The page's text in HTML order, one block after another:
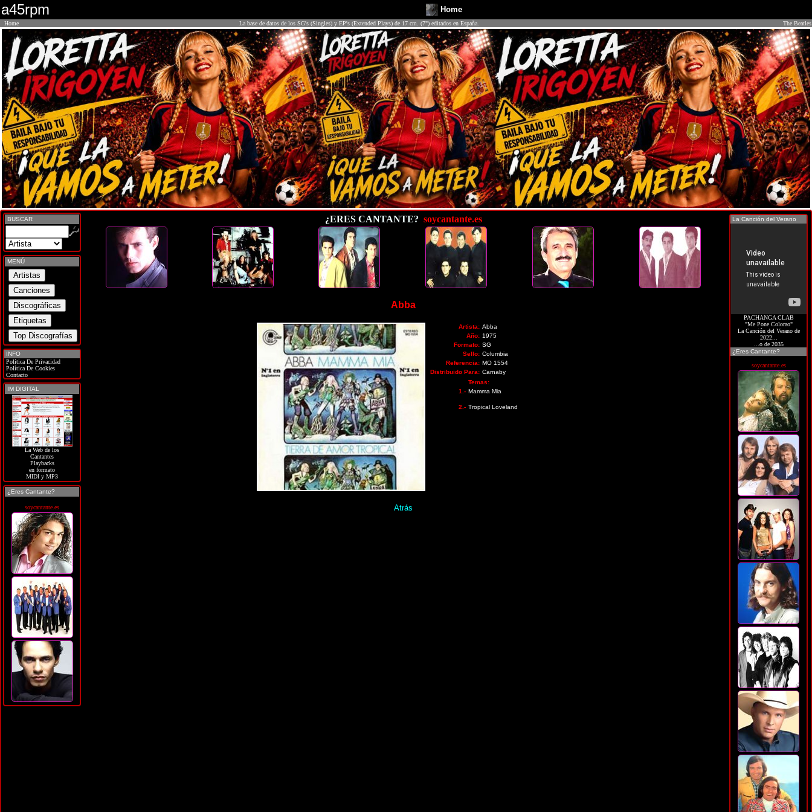
a45rpm Home
Home La base de datos de los SG's (Singles) y EP's (Extended Plays) de 17 cm. (7") editados en España. The Beatles
BUSCAR
MENÚ
INFO
Política De Privacidad
Política De Cookies
Contacto
IM DIGITAL
La Web de los
Cantantes
Playbacks
en formato
MIDI y MP3
¿Eres Cantante?
soycantante.es
¿ERES CANTANTE? soycantante.es
Abba
Artista: Abba
Año: 1975
Formato: SG
Sello: Columbia
Referencia: MO 1554
Distribuido Para: Carnaby
Temas:
1.- Mamma Mia
2.- Tropical Loveland
Atrás
La Canción del Verano
PACHANGA CLAB
"Me Pone Colorao"
La Canción del Verano de
2022...
...o de 2035
¿Eres Cantante?
soycantante.es